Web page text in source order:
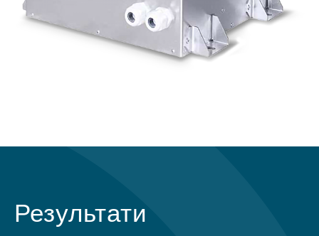
Результати